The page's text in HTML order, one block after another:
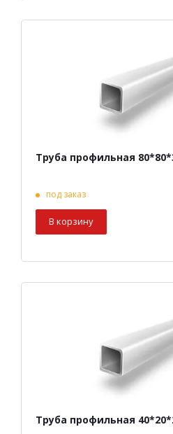
Труба профильная
под заказ
В корзину
Труба профильная